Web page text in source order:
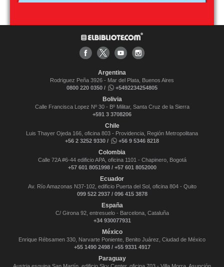
Argentina
Rodriguez Peña 3926 - Mar del Plata, Buenos Aires
0800 220 0350 /
+5492234254805
Bolivia
Calle Francisca Lopez Nº 30 - Bº Militar, Santa Cruz de la Sierra
+591 3 3708206
Chile
Luis Thayer Ojeda 166, oficina 803 - Providencia, Región Metropolitana
+56 2 3252 9330 /
+56 9 5346 8218
Colombia
Calle 72A #6-44 edificio APA, oficina 1101 - Chapinero, Bogotá
+57 601 8051998 / +57 601 8052000
Ecuador
Av. Río Amazonas N37-102, edificio Puerta del Sol, oficina 804 - Quito
099 522 2937 / 096 415 3878
España
C/ Girona 92, entresuelo - Barcelona, Cataluña
+34 930077931
México
Enrique Rébsamen 330, Narvarte Poniente, Benito Juárez, Ciudad de México
+55 1490 2498 / +55 9331 4917
Paraguay